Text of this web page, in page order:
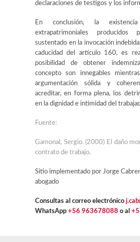
declaraciones de testigos y los
En conclusión, la
extrapatrimoniales
sustentado en la invocación
caducidad del artículo 160, es
posibilidad de obtener
concepto son innegables
argumentación sólida y
acreditar, en forma plena, los
en la dignidad e intimidad del
Fuente:
Gamonal, Sergio. (2000) El daño
contrato de trabajo.
Sitio implementado por Jorge
abogado
Consultas al correo electrónico
WhatsApp +56 963678088 o al